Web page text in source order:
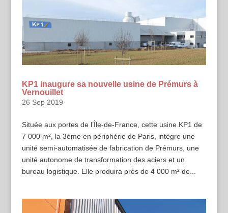
KP1 inaugure sa nouvelle usine de Prémurs à
Vernouillet
26 Sep 2019
Située aux portes de l’Île-de-France, cette usine KP1 de
7 000 m², la 3ème en périphérie de Paris, intègre une
unité semi-automatisée de fabrication de Prémurs, une
unité autonome de transformation des aciers et un
bureau logistique. Elle produira près de 4 000 m² de...